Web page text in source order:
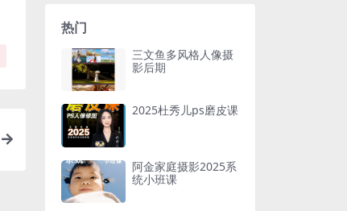
热门
三文鱼多风格人像摄
影后期
2025杜秀儿ps磨皮课
阿金家庭摄影2025系
统小班课